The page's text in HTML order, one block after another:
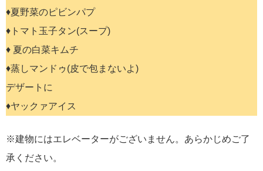
♦︎夏野菜のピビンパプ
♦︎トマト玉子タン(スープ)
♦︎ 夏の白菜キムチ
♦︎蒸しマンドゥ(皮で包まないよ)
デザートに
♦︎ヤックァアイス
※建物にはエレベーターがございません。あらかじめご了
承ください。